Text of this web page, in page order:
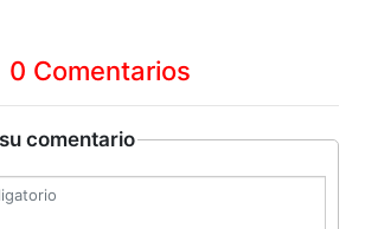
0 Comentarios
comentario